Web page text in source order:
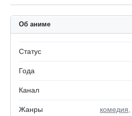
Об аниме
Статус
Года
Канал
Жанры комедия